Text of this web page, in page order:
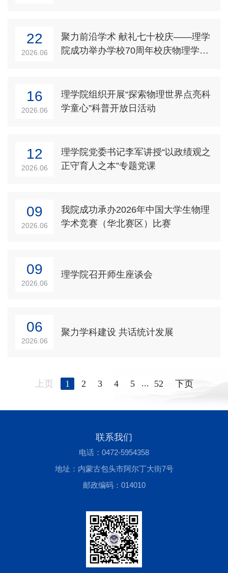
22
2026.06
聚力前沿学术 献礼七十校庆——理学
院成功举办学校70周年校庆物理学术
16
2026.06
理学院组织开展“探索物理世界点亮科
学童心”科普开放日活动
12
2026.06
理学院党委书记李军讲授“以政绩观之
正守育人之本”专题党课
09
2026.06
我院成功承办2026年中国大学生物理
学术竞赛（华北赛区）比赛
09
2026.06
理学院召开师生座谈会
06
2026.06
聚力学科建设 共话统计发展
上页 1 2 3 4 5 ... 52 下页
联系我们
电话：0472-5954358
地址：内蒙古包头市阿尔丁大街7号
邮政编码：014010